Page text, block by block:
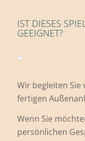
IST DIESES
GEEIGNET?
Wir begleiten Sie
fertigen
Wenn Sie
persönlichen